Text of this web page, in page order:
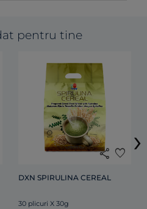
pentru tine
share favorite
DXN SPIRULINA CEREAL
30 plicuri X 30g
›